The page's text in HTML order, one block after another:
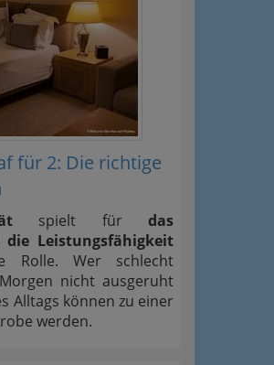
für 2: Die richtige
spielt für das
Leistungsfähigkeit
Rolle. Wer schlecht
nicht ausgeruht
Alltags können zu einer
werden.